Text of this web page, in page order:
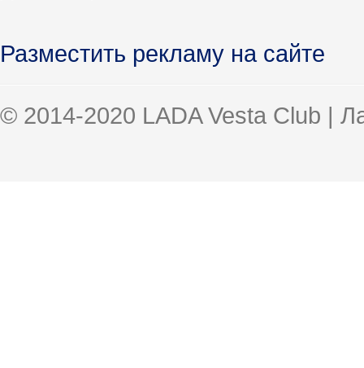
Разместить рекламу на сайте
© 2014-2020 LADA Vesta Club |